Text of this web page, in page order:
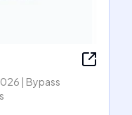
| Bypass